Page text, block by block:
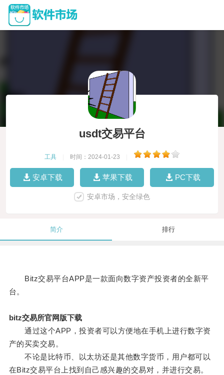
usdt交易平台
工具 时间：2024-01-23
安卓下载 苹果下载 PC下载
安卓市场，安全绿色
简介 排行
Bitz交易平台APP是一款面向数字资产投资者的全新平
台。
bitz交易所官网版下载
通过这个APP，投资者可以方便地在手机上进行数字资
产的买卖交易。
不论是比特币、以太坊还是其他数字货币，用户都可以
在Bitz交易平台上找到自己感兴趣的交易对，并进行交易。